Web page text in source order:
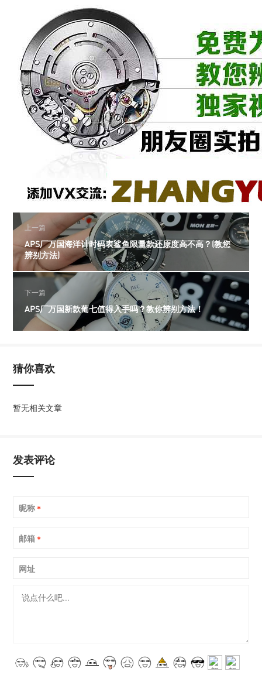
上一篇
APS厂万国海洋计时码表鲨鱼限量款还原度高不高？(教您
辨别方法)
下一篇
APS厂万国新款葡七值得入手吗？教你辨别方法！
猜你喜欢
暂无相关文章
发表评论
昵称 *
邮箱 *
网址